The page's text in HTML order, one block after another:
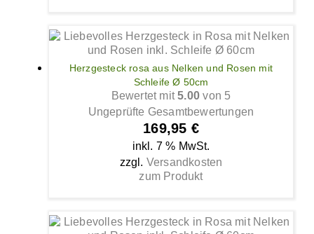
Herzgesteck rosa aus Nelken und Rosen mit
Schleife Ø 50cm
Bewertet mit5.00 von 5
Ungeprüfte Gesamtbewertungen
169,95 €
inkl. 7 % MwSt.
zzgl. Versandkosten
zum Produkt